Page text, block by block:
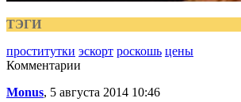
ТЭГИ
проститутки эскорт роскошь цены
Комментарии
Monus, 5 августа 2014 10:46